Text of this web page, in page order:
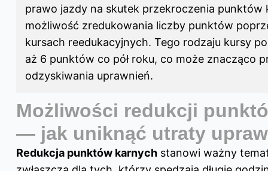
prawo jazdy na skutek przekroczenia punktów
możliwość zredukowania liczby punktów
kursach reedukacyjnych. Tego rodzaju kursy
aż 6 punktów co pół roku, co może znacząco
odzyskiwania uprawnień.
Możliwości redukcji
— jak uniknąć utraty
Redukcja punktów karnych stanowi ważny